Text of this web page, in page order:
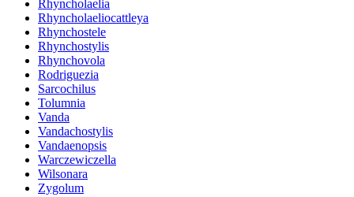
Rhyncholaelia
Rhyncholaeliocattleya
Rhynchostele
Rhynchostylis
Rhynchovola
Rodriguezia
Sarcochilus
Tolumnia
Vanda
Vandachostylis
Vandaenopsis
Warczewiczella
Wilsonara
Zygolum